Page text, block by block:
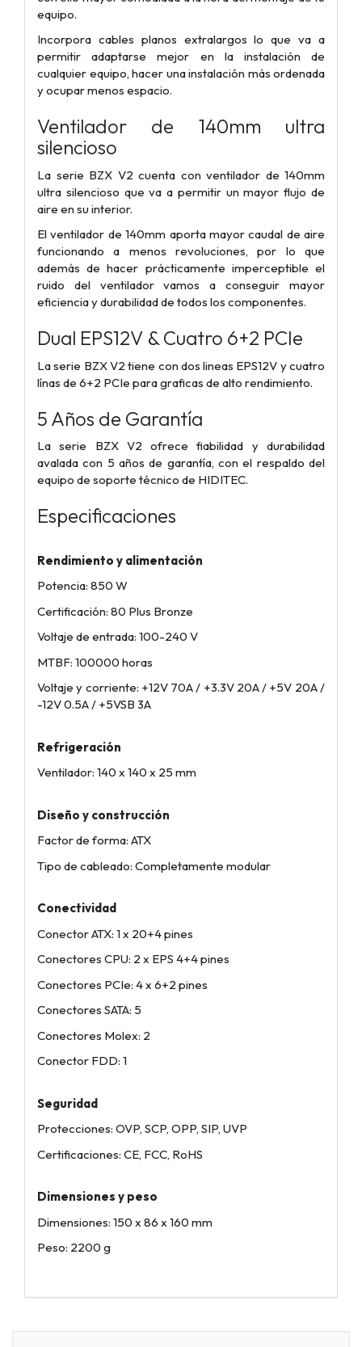
equipo.
Incorpora cables planos extralargos lo que va a
permitir adaptarse mejor en la instalación de
cualquier equipo, hacer una instalación más ordenada
y ocupar menos espacio.
Ventilador de 140mm ultra
silencioso
La serie BZX V2 cuenta con ventilador de 140mm
ultra silencioso que va a permitir un mayor flujo de
aire en su interior.
El ventilador de 140mm aporta mayor caudal de aire
funcionando a menos revoluciones, por lo que
además de hacer prácticamente imperceptible el
ruido del ventilador vamos a conseguir mayor
eficiencia y durabilidad de todos los componentes.
Dual EPS12V & Cuatro 6+2 PCIe
La serie BZX V2 tiene con dos lineas EPS12V y cuatro
línas de 6+2 PCIe para graficas de alto rendimiento.
5 Años de Garantía
La serie BZX V2 ofrece fiabilidad y durabilidad
avalada con 5 años de garantía, con el respaldo del
equipo de soporte técnico de HIDITEC.
Especificaciones
Rendimiento y alimentación
Potencia: 850 W
Certificación: 80 Plus Bronze
Voltaje de entrada: 100-240 V
MTBF: 100000 horas
Voltaje y corriente: +12V 70A / +3.3V 20A / +5V 20A /
-12V 0.5A / +5VSB 3A
Refrigeración
Ventilador: 140 x 140 x 25 mm
Diseño y construcción
Factor de forma: ATX
Tipo de cableado: Completamente modular
Conectividad
Conector ATX: 1 x 20+4 pines
Conectores CPU: 2 x EPS 4+4 pines
Conectores PCIe: 4 x 6+2 pines
Conectores SATA: 5
Conectores Molex: 2
Conector FDD: 1
Seguridad
Protecciones: OVP, SCP, OPP, SIP, UVP
Certificaciones: CE, FCC, RoHS
Dimensiones y peso
Dimensiones: 150 x 86 x 160 mm
Peso: 2200 g